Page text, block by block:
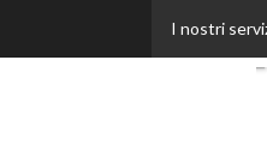
I nostri